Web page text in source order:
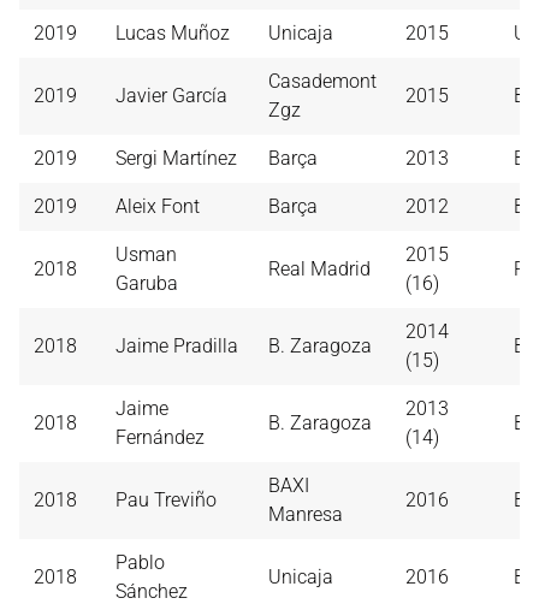
2019 Lucas Muñoz Unicaja 2015
2019 Javier García
Casademont
Zgz
2015 B.
2019 Sergi Martínez Barça 2013
2019 Aleix Font Barça 2012
2018
Usman
Garuba
Real Madrid
2015
(16)
2018 Jaime Pradilla B. Zaragoza
2014
(15)
B.
2018
Jaime
Fernández
B. Zaragoza
2013
(14)
B.
2018 Pau Treviño
BAXI
Manresa
2016 B.
2018
Pablo
Sánchez
Unicaja 2016 B.